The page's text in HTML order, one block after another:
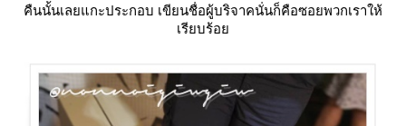
คืนนั้นเลยแกะประกอบ เขียนชื่อผู้บริจาคนั่นก็คือซอยพวกเราให้
เรียบร้อ